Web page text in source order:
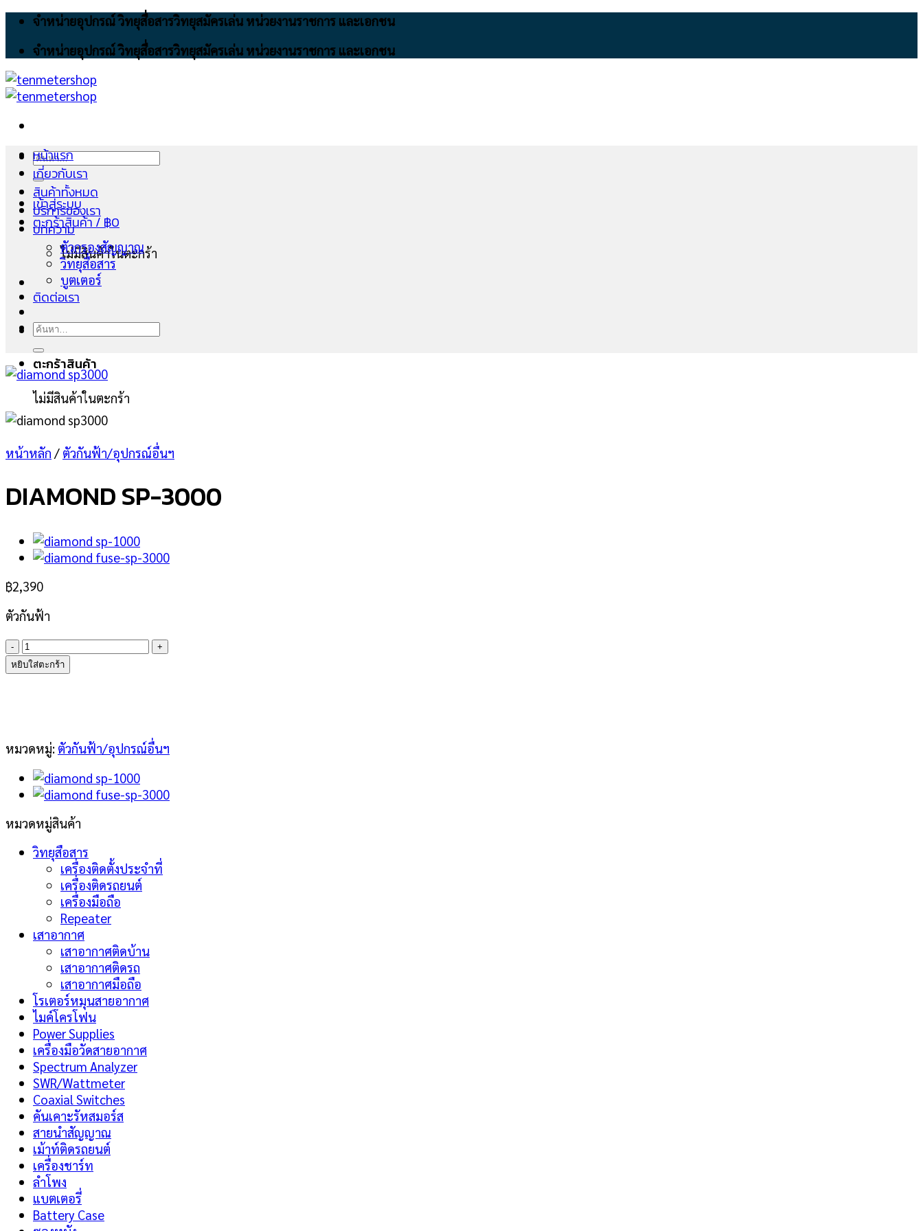
Skip
content
จำหน่ายอุปกรณ์ วิทยุสื่อสารวิทยุสมัครเล่น หน่วยงานราชการ และเอกชน
จำหน่ายอุปกรณ์ วิทยุสื่อสารวิทยุสมัครเล่น หน่วยงานราชการ และเอกชน
ค้นหา:
เข้าสู่ระบบ
ตะกร้าสินค้า /฿0
ไม่มีสินค้าในตะกร้า
ตะกร้าสินค้า
ไม่มีสินค้าในตะกร้า
หน้าแรก
เกี่ยวกับเรา
สินค้าทั้งหมด
บริการของเรา
บทความ
ตัวกรองสัญญาณ
วิทยุสื่อสาร
บูตเตอร์
ติดต่อเรา
ค้นหา:
หน้าหลัก / ตัวกันฟ้า/อุปกรณ์อื่นฯ
DIAMOND SP-3000
฿2,390
ตัวกันฟ้า
จำนวน
DIAMOND
SP-
หยิบใส่ตะกร้า
หมวดหมู่: ตัวกันฟ้า/อุปกรณ์อื่นฯ
หมวดหมู่สินค้า
วิทยุสือสาร
เครื่องติดตั้งประจำที่
เครื่องติดรถยนต์
เครื่องมือถือ
Repeater
เสาอากาศ
เสาอากาศติดบ้าน
เสาอากาศติดรถ
เสาอากาศมือถือ
โรเตอร์หมุนสายอากาศ
ไมค์โครโฟน
Power Supplies
เครื่องมือวัดสายอากาศ
Spectrum Analyzer
SWR/Wattmeter
Coaxial Switches
คันเคาะรัหสมอร์ส
สายนำสัญญาณ
เม้าท์ติดรถยนต์
เครื่องชาร์ท
ลำโพง
แบตเตอรี่
Battery Case